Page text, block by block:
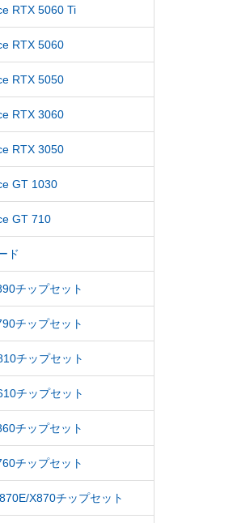
RTX 5060 Ti
RTX 5060
RTX 5050
RTX 3060
RTX 3050
GT 1030
GT 710
ド
チップセット
チップセット
チップセット
チップセット
チップセット
チップセット
X870チップセット